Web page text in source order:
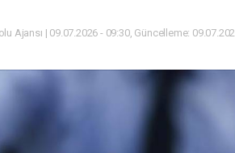
Ajansı | 09.07.2026 - 09:30, Güncelleme: